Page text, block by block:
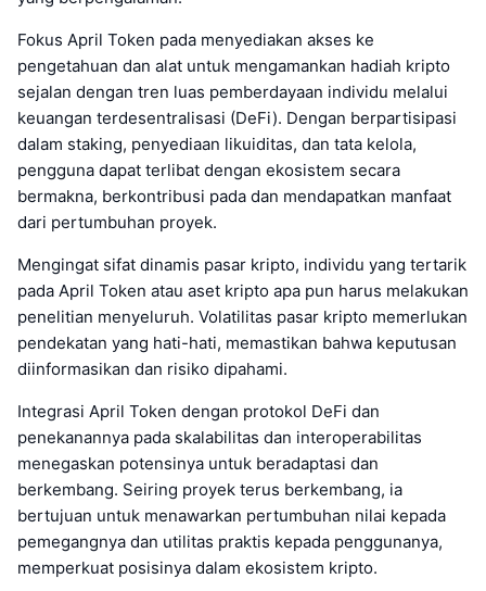
Fokus April Token pada menyediakan akses ke
pengetahuan dan alat untuk mengamankan hadiah kripto
sejalan dengan tren luas pemberdayaan individu melalui
keuangan terdesentralisasi (DeFi). Dengan berpartisipasi
dalam staking, penyediaan likuiditas, dan tata kelola,
pengguna dapat terlibat dengan ekosistem secara
bermakna, berkontribusi pada dan mendapatkan manfaat
dari pertumbuhan proyek.
Mengingat sifat dinamis pasar kripto, individu yang tertarik
pada April Token atau aset kripto apa pun harus melakukan
penelitian menyeluruh. Volatilitas pasar kripto memerlukan
pendekatan yang hati-hati, memastikan bahwa keputusan
diinformasikan dan risiko dipahami.
Integrasi April Token dengan protokol DeFi dan
penekanannya pada skalabilitas dan interoperabilitas
menegaskan potensinya untuk beradaptasi dan
berkembang. Seiring proyek terus berkembang, ia
bertujuan untuk menawarkan pertumbuhan nilai kepada
pemegangnya dan utilitas praktis kepada penggunanya,
memperkuat posisinya dalam ekosistem kripto.